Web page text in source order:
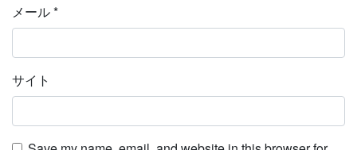
メール*
サイト